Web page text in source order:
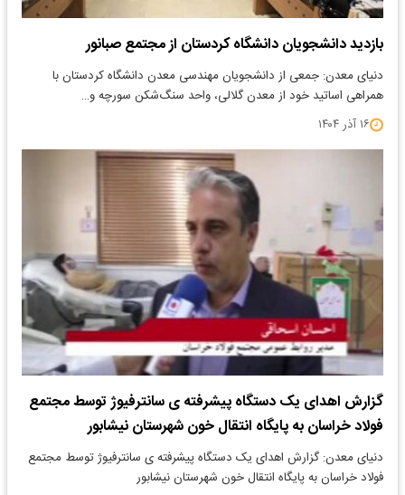
بازدید دانشجویان دانشگاه کردستان از مجتمع صبانور
دنیای معدن: جمعی از دانشجویان مهندسی معدن دانشگاه کردستان با
همراهی اساتید خود از معدن گلالی، واحد سنگ‌شکن سورچه و…
۱۶ آذر ۱۴۰۴
گزارش اهدای یک دستگاه پیشرفته ی سانترفیوژ توسط مجتمع
فولاد خراسان به پایگاه انتقال خون شهرستان نیشابور
دنیای معدن: گزارش اهدای یک دستگاه پیشرفته ی سانترفیوژ توسط مجتمع
فولاد خراسان به پایگاه انتقال خون شهرستان نیشابور